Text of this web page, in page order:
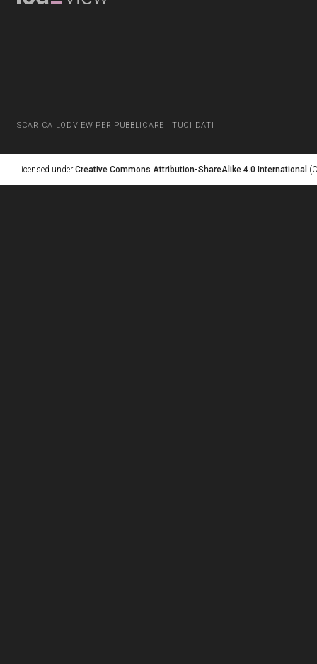
SCARICA LODVIEW PER PUBBLICARE I TUOI DATI
Licensed under Creative Commons Attribution-ShareAlike 4.0 International